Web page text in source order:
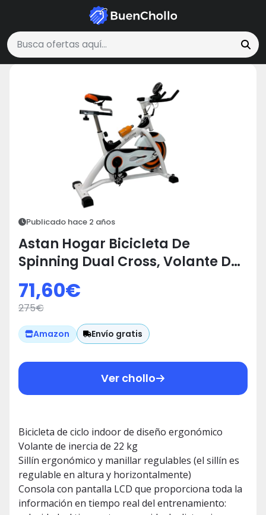
Buscar ofertas
Deportes y Aire LibreAstan Hogar Bicicleta De Spinning Dual Cross,
Publicado hace 2 años
Astan Hogar Bicicleta De
Spinning Dual Cross, Volante De
Inercia 22 kg, AH-FT2040
71,60€
275€
Amazon Envío gratis
Ver chollo
Bicicleta de ciclo indoor de diseño ergonómico
Volante de inercia de 22 kg
Sillín ergonómico y manillar regulables (el sillín es
regulable en altura y horizontalmente)
Consola con pantalla LCD que proporciona toda la
información en tiempo real del entrenamiento: